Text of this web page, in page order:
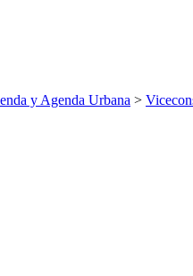
y Agenda Urbana >